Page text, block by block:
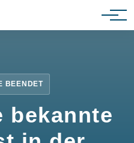
BEENDET
bekannte